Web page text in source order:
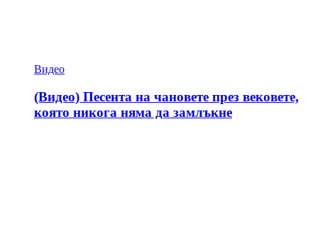
Видео
(Видео) Песента на чановете през вековете,
която никога няма да замлъкне